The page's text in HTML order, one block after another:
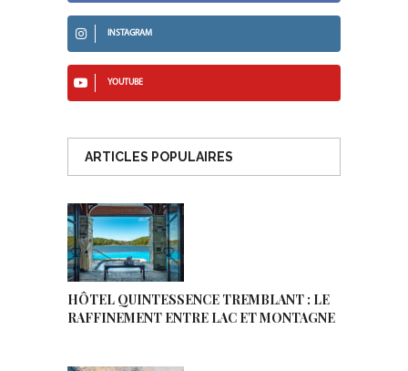
INSTAGRAM
YOUTUBE
ARTICLES POPULAIRES
HÔTEL QUINTESSENCE TREMBLANT : LE
RAFFINEMENT ENTRE LAC ET MONTAGNE